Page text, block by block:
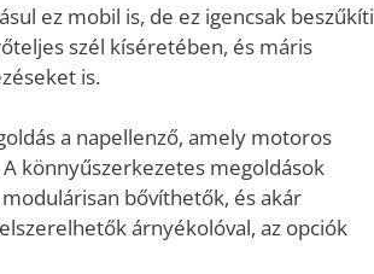
ez mobil is, de ez igencsak beszűkíti
szél kíséretében, és máris
is.
a napellenző, amely motoros
könnyűszerkezetes megoldások
bővíthetők, és akár
árnyékolóval, az opciók